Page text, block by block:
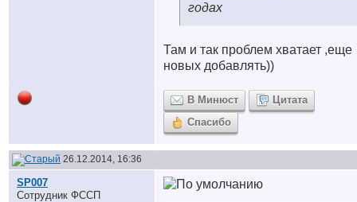
годах
Там и так проблем хватает ,еще
новых добавлять))
В Минюст
Цитата
Спасибо
26.12.2014, 16:36
SP007
Сотрудник ФССП